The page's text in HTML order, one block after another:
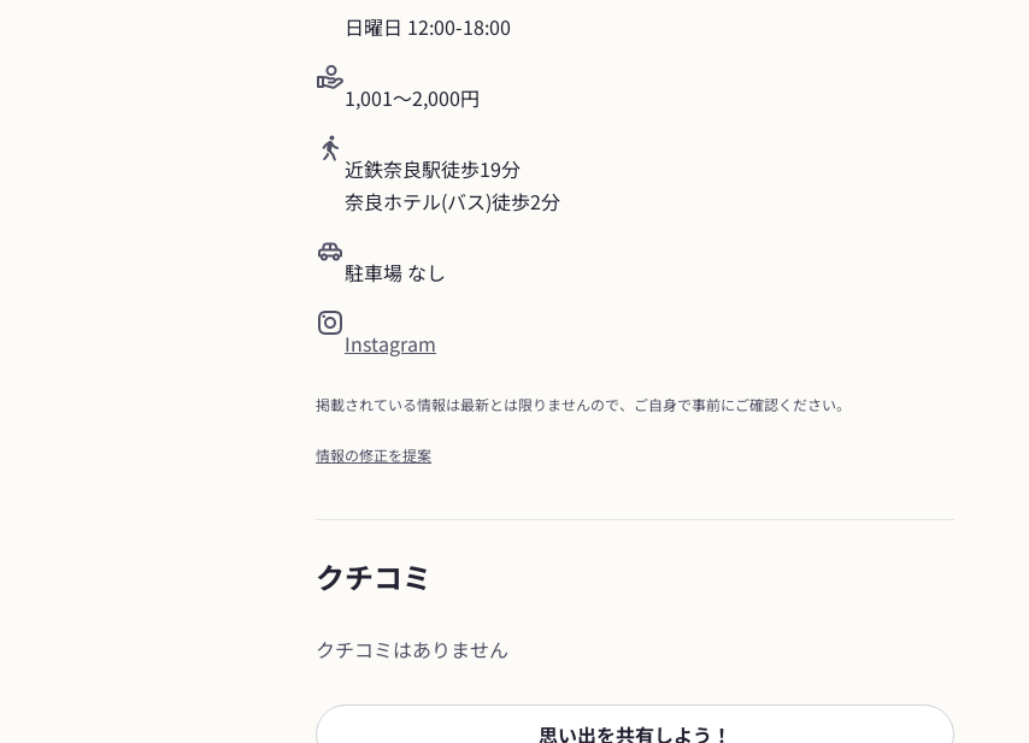
日曜日 12:00-18:00
1,001～2,000円
近鉄奈良駅徒歩19分
奈良ホテル(バス)徒歩2分
駐車場 なし
Instagram
掲載されている情報は最新とは限りませんので、ご自身で事前にご確認ください。
情報の修正を提案
クチコミ
クチコミはありません
思い出を共有しよう！